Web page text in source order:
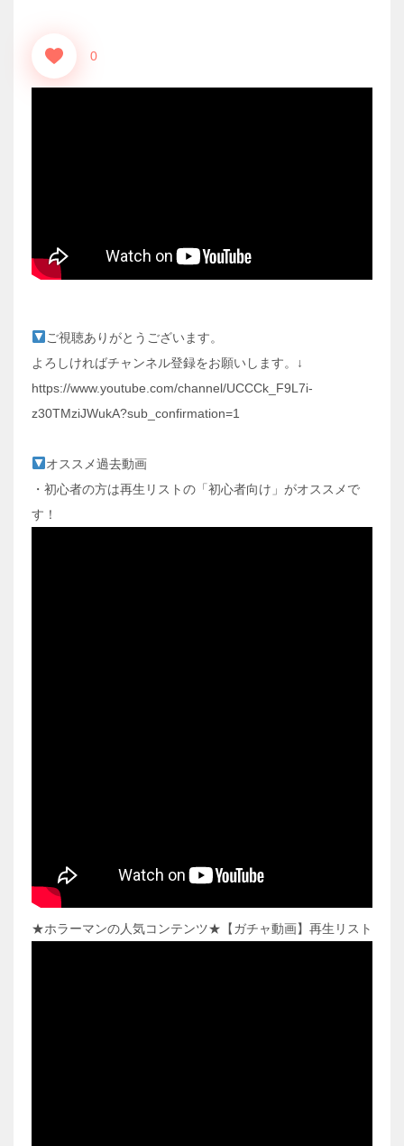
0
ご視聴ありがとうございます。
よろしければチャンネル登録をお願いします。↓
https://www.youtube.com/channel/UCCCk_F9L7i-
z30TMziJWukA?sub_confirmation=1
オススメ過去動画
・初心者の方は再生リストの「初心者向け」がオススメで
す！
★ホラーマンの人気コンテンツ★【ガチャ動画】再生リスト